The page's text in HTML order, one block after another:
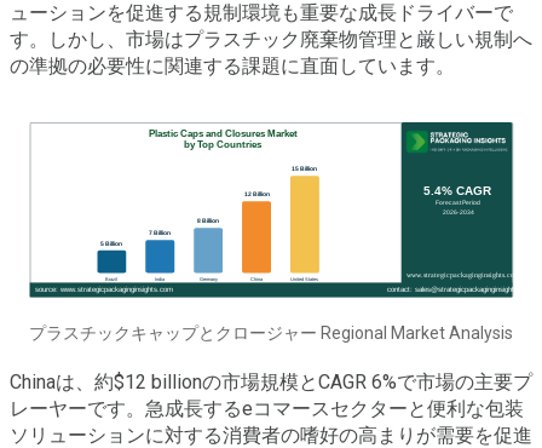
ューションを促進する規制環境も重要な成長ドライバーで
す。しかし、市場はプラスチック廃棄物管理と厳しい規制へ
の準拠の必要性に関連する課題に直面しています。
プラスチックキャップとクロージャー Regional Market Analysis
Chinaは、約$12 billionの市場規模とCAGR 6%で市場の主要プ
レーヤーです。急成長するeコマースセクターと便利な包装
ソリューションに対する消費者の嗜好の高まりが需要を促進